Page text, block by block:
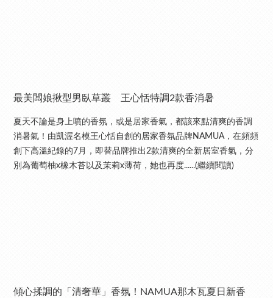
最美闆娘揪型男臥草叢 王心恬特調2款香消暑
夏天不論是身上噴的香氛，或是居家香氣，都該來點清爽的香調
消暑氣！由凱渥名模王心恬自創的居家香氛品牌NAMUA，在頻頻
創下高溫紀錄的7月，即替品牌推出2款清爽的全新居室香氣，分
別為葡萄柚x橡木苔以及茉莉x薄荷，她也再度......(繼續閱讀)
傾心揉調的「清奢華」香氛！NAMUA那木瓦夏日新香